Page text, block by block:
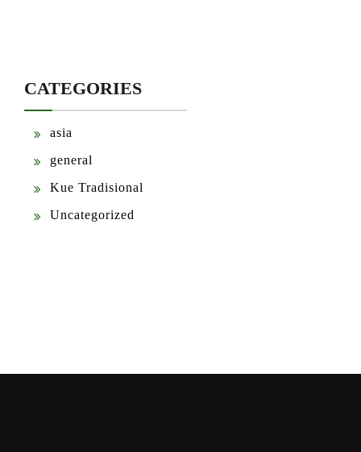
CATEGORIES
asia
general
Kue Tradisional
Uncategorized